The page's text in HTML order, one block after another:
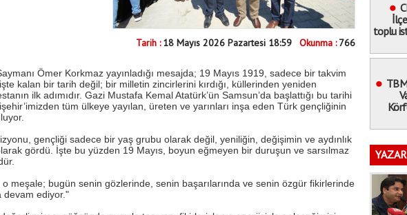
Tarih : 18 Mayıs 2026 Pazartesi 18:59 Okunma : 766
Ömer Korkmaz yayınladığı mesajda; 19 Mayıs 1919, sadece bir takvim
kalan bir tarih değil; bir milletin zincirlerini kırdığı, küllerinden yeniden
ilk adımıdır. Gazi Mustafa Kemal Atatürk’ün Samsun’da başlattığı bu tarihi
tüm ülkeye yayılan, üreten ve yarınları inşa eden Türk gençliğinin
gençliği sadece bir yaş grubu olarak değil, yeniliğin, değişimin ve aydınlık
gördü. İşte bu yüzden 19 Mayıs, boyun eğmeyen bir duruşun ve sarsılmaz
o meşale; bugün senin gözlerinde, senin başarılarında ve senin özgür fikirlerinde
devam ediyor."
toplu